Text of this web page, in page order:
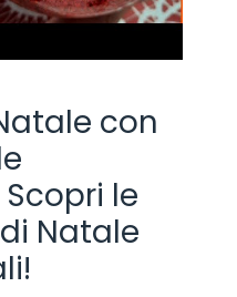
con
le
Natale